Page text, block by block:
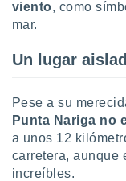
con el
mediante
publicidad
publicidad
viento, como
mar.
Un lugar
Pese a su
Punta Nariga no
a unos 12
carretera, aunque
increíbles.